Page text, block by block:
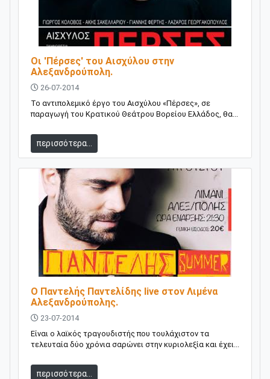
Οι 'Πέρσες' του Αισχύλου στην
Αλεξανδρούπολη.
26-07-2014
Το αντιπολεμικό έργο του Αισχύλου «Πέρσες», σε
παραγωγή του Κρατικού Θεάτρου Βορείου Ελλάδος, θα...
περισσότερα...
Ο Παντελής Παντελίδης live στον Λιμένα
Αλεξανδρούπολης.
23-07-2014
Είναι ο λαϊκός τραγουδιστής που τουλάχιστον τα
τελευταία δύο χρόνια σαρώνει στην κυριολεξία και έχει...
περισσότερα...